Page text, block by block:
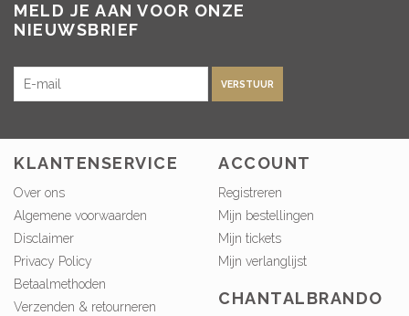
MELD JE AAN VOOR ONZE
NIEUWSBRIEF
VERSTUUR
KLANTENSERVICE
Over ons
Algemene voorwaarden
Disclaimer
Privacy Policy
Betaalmethoden
Verzenden & retourneren
ACCOUNT
Registreren
Mijn bestellingen
Mijn tickets
Mijn verlanglijst
CHANTALBRANDO